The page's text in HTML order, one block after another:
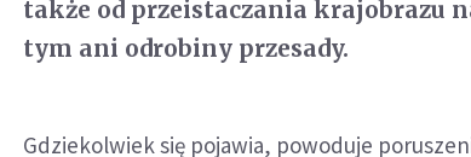
także od przeistaczania krajobrazu
tym ani odrobiny przesady.
Gdziekolwiek się pojawia, powoduje